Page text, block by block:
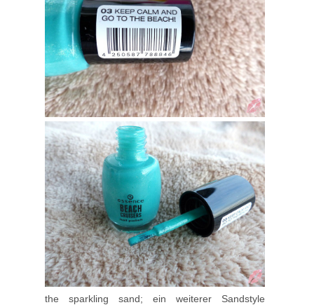
the sparkling sand; ein weiterer Sandstyle